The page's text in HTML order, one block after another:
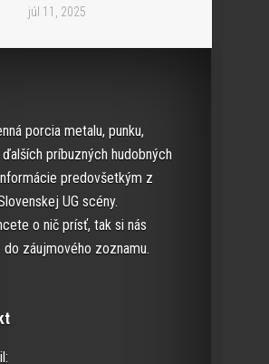
júl 11, 2025
porcia metalu, punku,
príbuzných hudobných
predovšetkým z
UG scény.
o nič prísť, tak si nás
záujmového zoznamu.